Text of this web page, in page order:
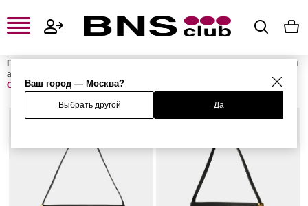
Ваш город — Москва?
Выбрать другой Да
Главная
Женские сумки и
аксессуары
C-ME LOCK